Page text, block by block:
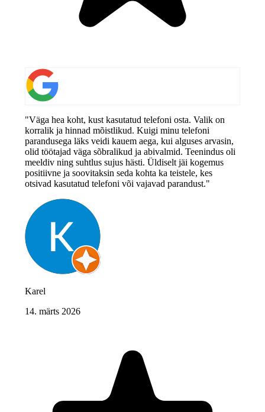
"Väga hea koht, kust kasutatud telefoni osta. Valik on
korralik ja hinnad mõistlikud. Kuigi minu telefoni
parandusega läks veidi kauem aega, kui alguses arvasin,
olid töötajad väga sõbralikud ja abivalmid. Teenindus oli
meeldiv ning suhtlus sujus hästi. Üldiselt jäi kogemus
positiivne ja soovitaksin seda kohta ka teistele, kes
otsivad kasutatud telefoni või vajavad parandust."
Karel
14. märts 2026